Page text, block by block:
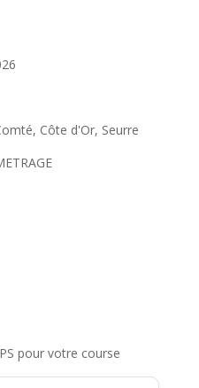
Côte d'Or, Seurre
pour votre course